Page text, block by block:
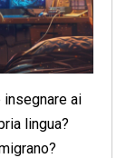
ai
lingua?